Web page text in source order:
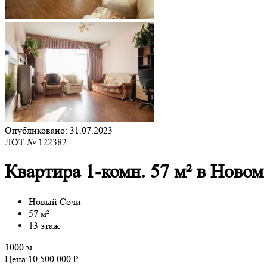
Опубликовано: 31.07.2023
ЛОТ № 122382
Квартира 1-комн. 57 м² в
Новый Сочи
57 м²
13 этаж
1000 м
Цена:10 500 000 ₽